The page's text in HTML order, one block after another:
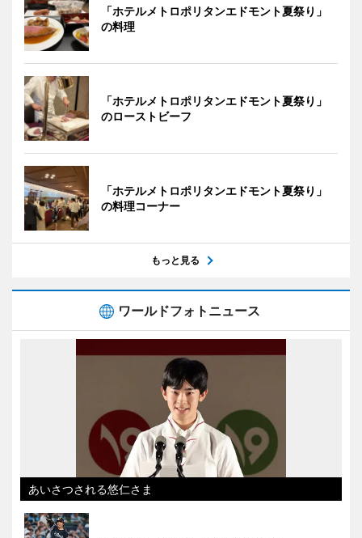
「ホテルメトロポリタンエドモント夏祭り」
の料理
「ホテルメトロポリタンエドモント夏祭り」
のローストビーフ
「ホテルメトロポリタンエドモント夏祭り」
の料理コーナー
もっと見る
ワールドフォトニュース
あいさつされる悠仁さま